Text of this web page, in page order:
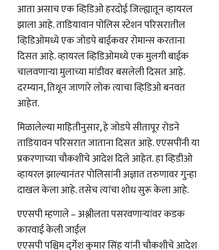
आता असाच एक व्हिडिओ हरदोई जिल्ह्यातून व्हायरल
झाला आहे. ताडियावान पोलिस स्टेशन परिसरातील
व्हिडिओमध्ये एक जोडपे बाईकवर रोमान्स करताना
दिसत आहे. व्हायरल व्हिडिओमध्ये एक मुलगी बाईक
चालवणाऱ्या मुलाच्या मांडीवर बसलेली दिसत आहे.
दरम्यान, तिथून जाणारे लोक त्याचा व्हिडिओ बनवत
आहेत.
मिळालेल्या माहितीनुसार, हे जोडपे सीतापूर रोडने
ताडियावन परिसरात जाताना दिसत आहे. एएसपींनी या
प्रकरणाच्या चौकशीचे आदेश दिले आहेत. हा व्हिडीओ
व्हायरल झाल्यानंतर पोलिसांनी अज्ञात तरुणावर गुन्हा
दाखल केला आहे. तसेच त्यांचा शोध सुरू केला आहे.
एएसपी म्हणाले – अश्लीलता पसरवणाऱ्यांवर कडक
कारवाई केली जाईल
एएसपी पश्चिम दुर्गेश कुमार सिंह यांनी चौकशीचे आदेश